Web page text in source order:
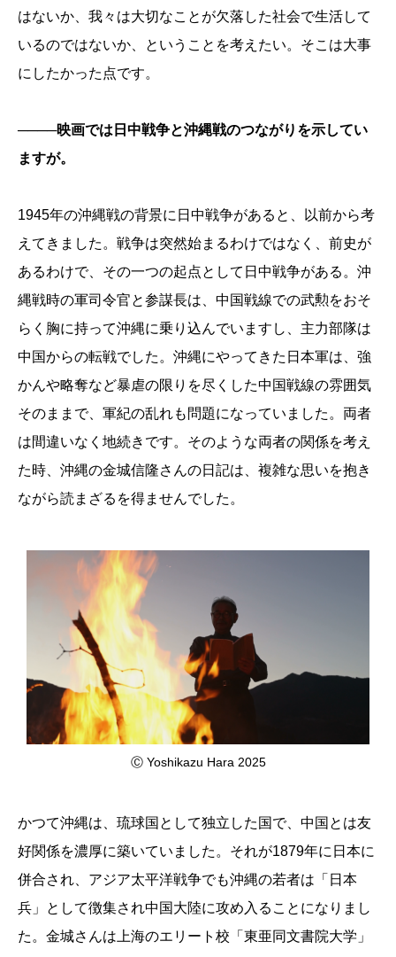
はないか、我々は大切なことが欠落した社会で生活して
いるのではないか、ということを考えたい。そこは大事
にしたかった点です。
────映画では日中戦争と沖縄戦のつながりを示してい
ますが。
1945年の沖縄戦の背景に日中戦争があると、以前から考
えてきました。戦争は突然始まるわけではなく、前史が
あるわけで、その一つの起点として日中戦争がある。沖
縄戦時の軍司令官と参謀長は、中国戦線での武勲をおそ
らく胸に持って沖縄に乗り込んでいますし、主力部隊は
中国からの転戦でした。沖縄にやってきた日本軍は、強
かんや略奪など暴虐の限りを尽くした中国戦線の雰囲気
そのままで、軍紀の乱れも問題になっていました。両者
は間違いなく地続きです。そのような両者の関係を考え
た時、沖縄の金城信隆さんの日記は、複雑な思いを抱き
ながら読まざるを得ませんでした。
Ⓒ Yoshikazu Hara 2025
かつて沖縄は、琉球国として独立した国で、中国とは友
好関係を濃厚に築いていました。それが1879年に日本に
併合され、アジア太平洋戦争でも沖縄の若者は「日本
兵」として徴集され中国大陸に攻め入ることになりまし
た。金城さんは上海のエリート校「東亜同文書院大学」